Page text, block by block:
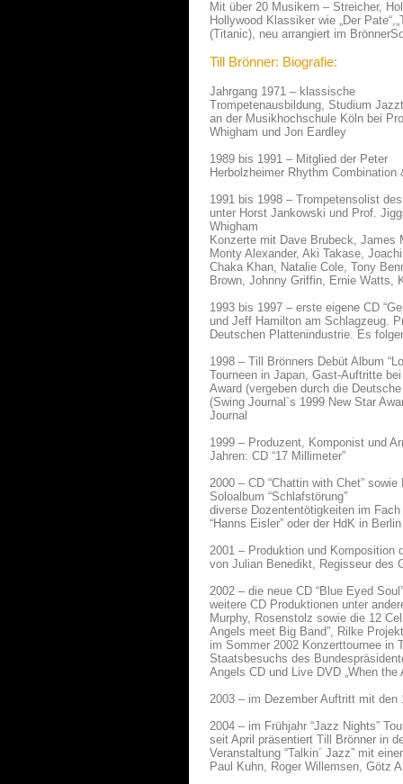
Mit über 20 Musikern – Streicher,
Hollywood Klassiker wie „Der
(Titanic), neu arrangiert im
Till Brönner: Biografie:
Jahrgang 1971 – klassische
Trompetenausbildung, Studium
an der Musikhochschule Köln bei
Whigham und Jon Eardley
1989 bis 1991 – Mitglied der Peter
Herbolzheimer Rhythm Combination
1991 bis 1998 – Trompetensolist
unter Horst Jankowski und Prof.
Whigham
Konzerte mit Dave Brubeck, James
Monty Alexander, Aki Takase,
Chaka Khan, Natalie Cole, Tony
Brown, Johnny Griffin, Ernie Watts,
1993 bis 1997 – erste eigene CD
und Jeff Hamilton am Schlagzeug.
Deutschen Plattenindustrie. Es
1998 – Till Brönners Debüt Album
Tourneen in Japan, Gast-Auftritte
Award (vergeben durch die
(Swing Journal`s 1999 New Star
Journal
1999 – Produzent, Komponist und
Jahren: CD “17 Millimeter”
2000 – CD “Chattin with Chet”
Soloalbum “Schlafstörung”
diverse Dozententötigkeiten im
“Hanns Eisler” oder der HdK in Berlin
2001 – Produktion und Komposition
von Julian Benedikt, Regisseur des
2002 – die neue CD “Blue Eyed
weitere CD Produktionen unter
Murphy, Rosenstolz sowie die 12
Angels meet Big Band”, Rilke
im Sommer 2002 Konzerttournee in
Staatsbesuchs des
Angels CD und Live DVD „When the
2003 – im Dezember Auftritt mit den
2004 – im Frühjahr “Jazz Nights”
seit April präsentiert Till Brönner in
Veranstaltung “Talkin´ Jazz” mit
Paul Kuhn, Roger Willemsen, Götz